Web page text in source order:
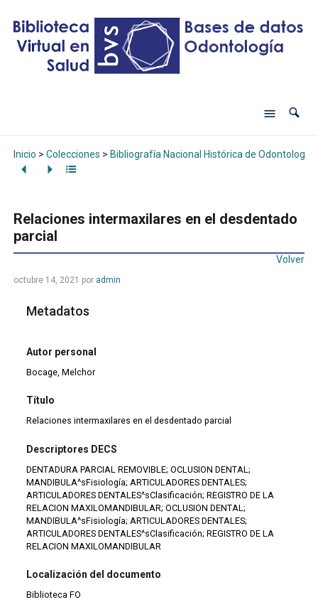
Inicio > Colecciones > Bibliografía Nacional Histórica de Odontología
Relaciones intermaxilares en el desdentado
parcial
Volver
octubre 14, 2021 por admin
Metadatos
Autor personal
Bocage, Melchor
Título
Relaciones intermaxilares en el desdentado parcial
Descriptores DECS
DENTADURA PARCIAL REMOVIBLE; OCLUSION DENTAL;
MANDIBULA^sFisiología; ARTICULADORES DENTALES;
ARTICULADORES DENTALES^sClasificación; REGISTRO DE LA
RELACION MAXILOMANDIBULAR; OCLUSION DENTAL;
MANDIBULA^sFisiología; ARTICULADORES DENTALES;
ARTICULADORES DENTALES^sClasificación; REGISTRO DE LA
RELACION MAXILOMANDIBULAR
Localización del documento
Biblioteca FO